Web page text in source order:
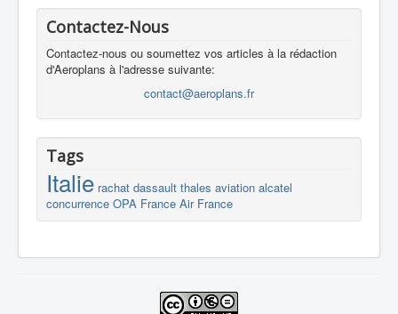
Contactez-Nous
Contactez-nous ou soumettez vos articles à la rédaction
d'Aeroplans à l'adresse suivante:
contact@aeroplans.fr
Tags
Italie rachat dassault thales aviation alcatel
concurrence OPA France Air France